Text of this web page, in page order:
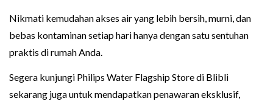
Nikmati kemudahan akses air yang lebih bersih, murni, dan
bebas kontaminan setiap hari hanya dengan satu sentuhan
praktis di rumah Anda.
Segera kunjungi Philips Water Flagship Store di Blibli
sekarang juga untuk mendapatkan penawaran eksklusif,